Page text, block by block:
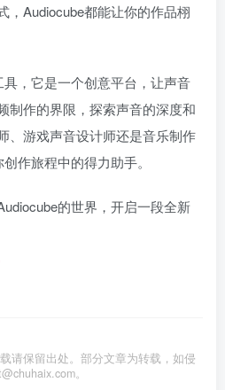
，Audiocube都能让你的作品栩
，它是一个创意平台，让声音
制作的界限，探索声音的深度和
、游戏声音设计师还是音乐制作
作旅程中的得力助手。
的世界，开启一段全新
请保留出处。部分文章为转载，如侵
。